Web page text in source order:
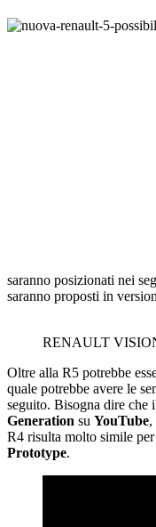
saranno posizionati nei
saranno proposti in
RENAULT
Oltre alla R5 potrebbe
quale potrebbe avere le
seguito. Bisogna dire che
Generation su YouTube,
R4 risulta molto simile
Prototype.